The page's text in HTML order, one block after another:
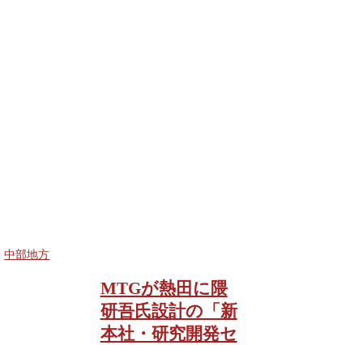
中部地方
MTGが熱田に隈
研吾氏設計の「新
本社・研究開発セ